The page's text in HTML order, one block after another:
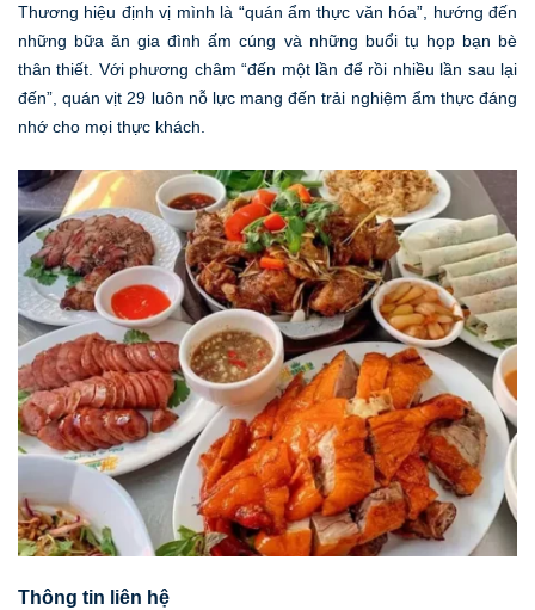
Thương hiệu định vị mình là “quán ẩm thực văn hóa”, hướng đến
những bữa ăn gia đình ấm cúng và những buổi tụ họp bạn bè
thân thiết. Với phương châm “đến một lần để rồi nhiều lần sau lại
đến”, quán vịt 29 luôn nỗ lực mang đến trải nghiệm ẩm thực đáng
nhớ cho mọi thực khách.
Thông tin liên hệ